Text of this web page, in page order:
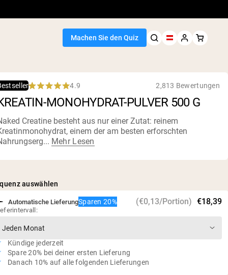
Machen Sie den Quiz
Rated
4.9
out
of
5
stars
4.9 2,813 Bewertungen
MONOHYDRAT-PULVER 500 G
Creatine besteht aus nur einer Zutat: reinem
einem der am besten erforschten
Mehr Lesen
auswählen
Automatische LieferungSparen 20% (€0,13/Portion) €18,39
Kündige jederzeit
Spare 20% bei deiner ersten Lieferung
Danach 10% auf alle folgenden Lieferungen